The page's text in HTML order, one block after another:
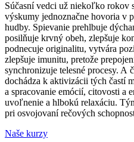
Súčasní vedci už niekoľko rokov
výskumy jednoznačne hovoria v
hudby. Spievanie prehlbuje
posilňuje krvný obeh, zlepšuje
podnecuje originalitu, vytvára
zlepšuje imunitu, pretože
synchronizuje telesné procesy.
dochádza k aktivizácii tých častí
a spracovanie emócií, citovosti a
uvoľnenie a hlbokú relaxáciu.
pri osvojovaní rečových
Naše kurzy